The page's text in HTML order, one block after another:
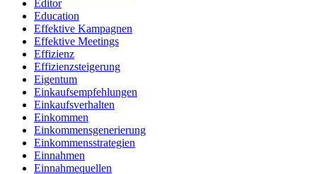
Editor
Education
Effektive Kampagnen
Effektive Meetings
Effizienz
Effizienzsteigerung
Eigentum
Einkaufsempfehlungen
Einkaufsverhalten
Einkommen
Einkommensgenerierung
Einkommensstrategien
Einnahmen
Einnahmequellen